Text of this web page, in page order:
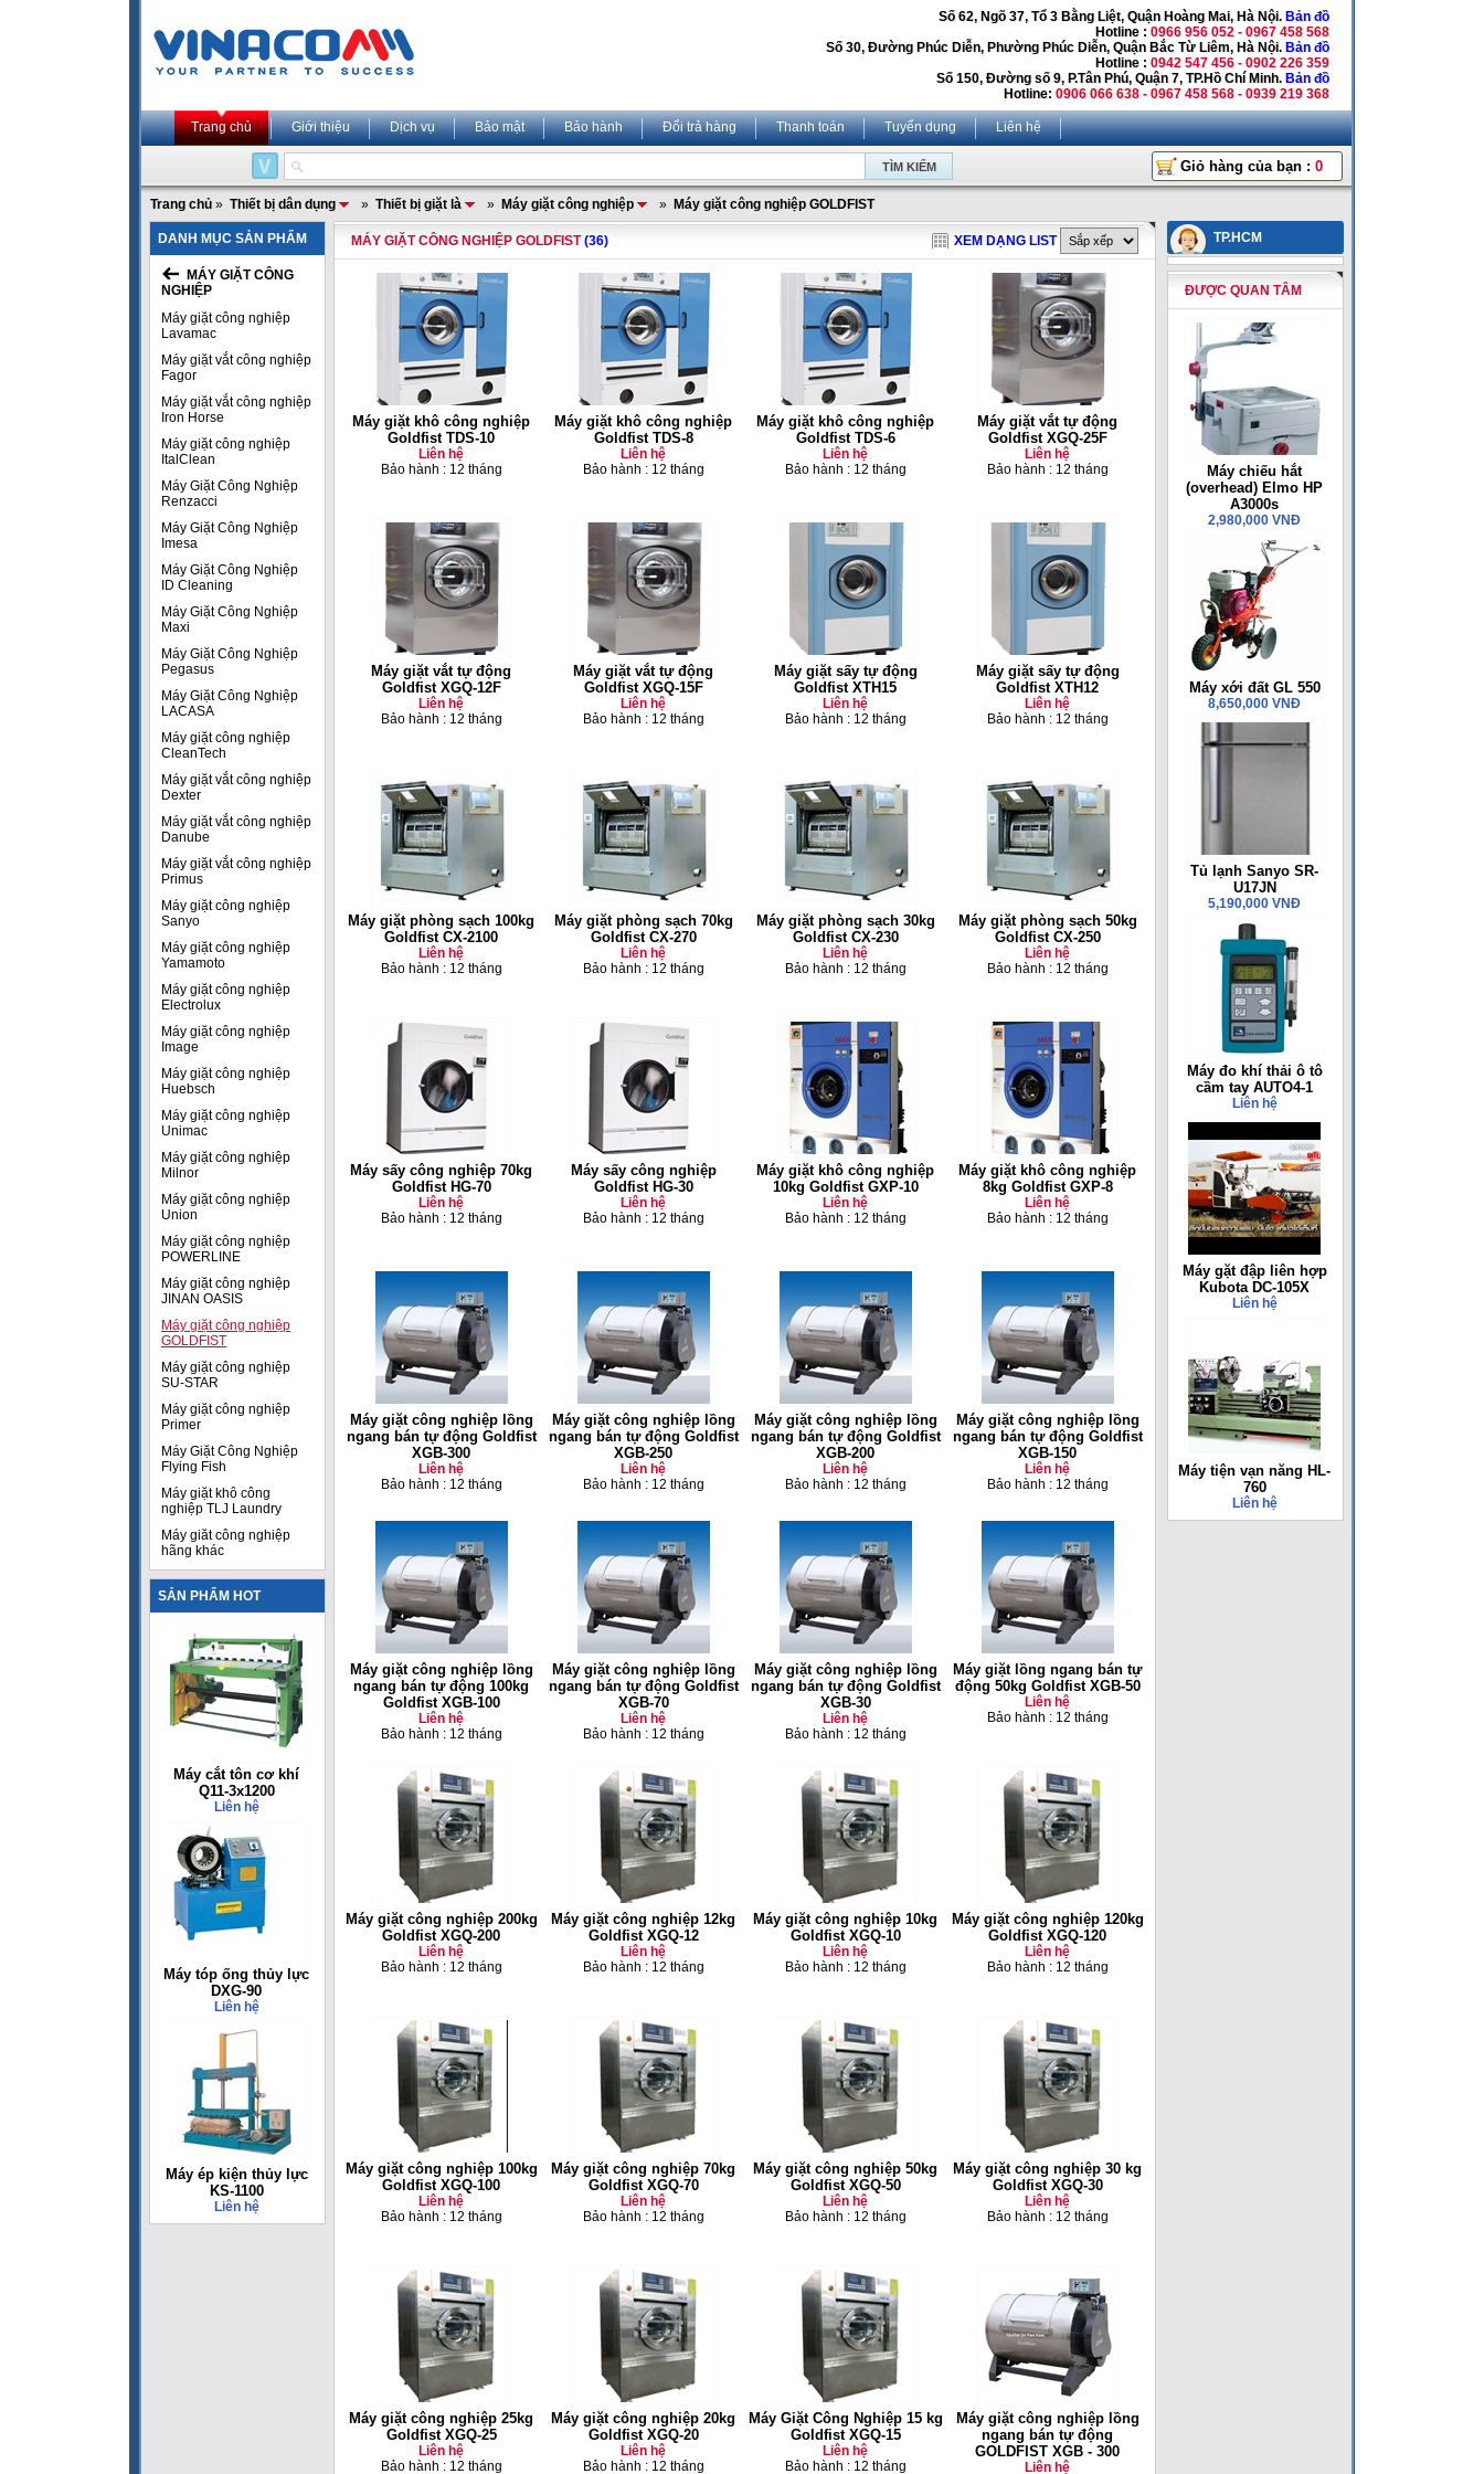
Số 62, Ngõ 37, Tổ 3 Bằng Liệt, Quận Hoàng Mai, Hà Nội. Bản đồ
Hotline : 0966 956 052 - 0967 458 568
Số 30, Đường Phúc Diễn, Phường Phúc Diễn, Quận Bắc Từ Liêm, Hà Nội. Bản đồ
Hotline : 0942 547 456 - 0902 226 359
Số 150, Đường số 9, P.Tân Phú, Quận 7, TP.Hồ Chí Minh. Bản đồ
Hotline: 0906 066 638 - 0967 458 568 - 0939 219 368
Trang chủ Giới thiệu Dịch vụ Bảo mật Bảo hành Đổi trả hàng Thanh toán Tuyển dụng Liên hệ
Giỏ hàng của bạn : 0
Trang chủ » Thiết bị dân dụng » Thiết bị giặt là » Máy giặt công nghiệp » Máy giặt công nghiệp GOLDFIST
DANH MỤC SẢN PHẨM
MÁY GIẶT CÔNG
NGHIỆP
Máy giặt công nghiệp
Lavamac
Máy giặt vắt công nghiệp
Fagor
Máy giặt vắt công nghiệp
Iron Horse
Máy giặt công nghiệp
ItalClean
Máy Giặt Công Nghiệp
Renzacci
Máy Giặt Công Nghiệp
Imesa
Máy Giặt Công Nghiệp
ID Cleaning
Máy Giặt Công Nghiệp
Maxi
Máy Giặt Công Nghiệp
Pegasus
Máy Giặt Công Nghiệp
LACASA
Máy giặt công nghiệp
CleanTech
Máy giặt vắt công nghiệp
Dexter
Máy giặt vắt công nghiệp
Danube
Máy giặt vắt công nghiệp
Primus
Máy giặt công nghiệp
Sanyo
Máy giặt công nghiệp
Yamamoto
Máy giặt công nghiệp
Electrolux
Máy giặt công nghiệp
Image
Máy giặt công nghiệp
Huebsch
Máy giặt công nghiệp
Unimac
Máy giặt công nghiệp
Milnor
Máy giặt công nghiệp
Union
Máy giặt công nghiệp
POWERLINE
Máy giặt công nghiệp
JINAN OASIS
Máy giặt công nghiệp
GOLDFIST
Máy giặt công nghiệp
SU-STAR
Máy giặt công nghiệp
Primer
Máy Giặt Công Nghiệp
Flying Fish
Máy giặt khô công
nghiệp TLJ Laundry
Máy giăt công nghiệp
hãng khác
SẢN PHẨM HOT
Máy cắt tôn cơ khí
Q11-3x1200
Liên hệ
Máy tóp ống thủy lực
DXG-90
Liên hệ
Máy ép kiện thủy lực
KS-1100
Liên hệ
MÁY GIẶT CÔNG NGHIỆP GOLDFIST (36) XEM DẠNG LIST
Máy giặt khô công nghiệp
Goldfist TDS-10
Liên hệ
Bảo hành : 12 tháng
Máy giặt khô công nghiệp
Goldfist TDS-8
Liên hệ
Bảo hành : 12 tháng
Máy giặt khô công nghiệp
Goldfist TDS-6
Liên hệ
Bảo hành : 12 tháng
Máy giặt vắt tự động
Goldfist XGQ-25F
Liên hệ
Bảo hành : 12 tháng
Máy giặt vắt tự động
Goldfist XGQ-12F
Liên hệ
Bảo hành : 12 tháng
Máy giặt vắt tự động
Goldfist XGQ-15F
Liên hệ
Bảo hành : 12 tháng
Máy giặt sấy tự động
Goldfist XTH15
Liên hệ
Bảo hành : 12 tháng
Máy giặt sấy tự động
Goldfist XTH12
Liên hệ
Bảo hành : 12 tháng
Máy giặt phòng sạch 100kg
Goldfist CX-2100
Liên hệ
Bảo hành : 12 tháng
Máy giặt phòng sạch 70kg
Goldfist CX-270
Liên hệ
Bảo hành : 12 tháng
Máy giặt phòng sạch 30kg
Goldfist CX-230
Liên hệ
Bảo hành : 12 tháng
Máy giặt phòng sạch 50kg
Goldfist CX-250
Liên hệ
Bảo hành : 12 tháng
Máy sấy công nghiệp 70kg
Goldfist HG-70
Liên hệ
Bảo hành : 12 tháng
Máy sấy công nghiệp
Goldfist HG-30
Liên hệ
Bảo hành : 12 tháng
Máy giặt khô công nghiệp
10kg Goldfist GXP-10
Liên hệ
Bảo hành : 12 tháng
Máy giặt khô công nghiệp
8kg Goldfist GXP-8
Liên hệ
Bảo hành : 12 tháng
Máy giặt công nghiệp lồng
ngang bán tự động Goldfist
XGB-300
Liên hệ
Bảo hành : 12 tháng
Máy giặt công nghiệp lồng
ngang bán tự động Goldfist
XGB-250
Liên hệ
Bảo hành : 12 tháng
Máy giặt công nghiệp lồng
ngang bán tự động Goldfist
XGB-200
Liên hệ
Bảo hành : 12 tháng
Máy giặt công nghiệp lồng
ngang bán tự động Goldfist
XGB-150
Liên hệ
Bảo hành : 12 tháng
Máy giặt công nghiệp lồng
ngang bán tự động 100kg
Goldfist XGB-100
Liên hệ
Bảo hành : 12 tháng
Máy giặt công nghiệp lồng
ngang bán tự động Goldfist
XGB-70
Liên hệ
Bảo hành : 12 tháng
Máy giặt công nghiệp lồng
ngang bán tự động Goldfist
XGB-30
Liên hệ
Bảo hành : 12 tháng
Máy giặt lồng ngang bán tự
động 50kg Goldfist XGB-50
Liên hệ
Bảo hành : 12 tháng
Máy giặt công nghiệp 200kg
Goldfist XGQ-200
Liên hệ
Bảo hành : 12 tháng
Máy giặt công nghiệp 12kg
Goldfist XGQ-12
Liên hệ
Bảo hành : 12 tháng
Máy giặt công nghiệp 10kg
Goldfist XGQ-10
Liên hệ
Bảo hành : 12 tháng
Máy giặt công nghiệp 120kg
Goldfist XGQ-120
Liên hệ
Bảo hành : 12 tháng
Máy giặt công nghiệp 100kg
Goldfist XGQ-100
Liên hệ
Bảo hành : 12 tháng
Máy giặt công nghiệp 70kg
Goldfist XGQ-70
Liên hệ
Bảo hành : 12 tháng
Máy giặt công nghiệp 50kg
Goldfist XGQ-50
Liên hệ
Bảo hành : 12 tháng
Máy giặt công nghiệp 30 kg
Goldfist XGQ-30
Liên hệ
Bảo hành : 12 tháng
Máy giặt công nghiệp 25kg
Goldfist XGQ-25
Liên hệ
Bảo hành : 12 tháng
Máy giặt công nghiệp 20kg
Goldfist XGQ-20
Liên hệ
Bảo hành : 12 tháng
Máy Giặt Công Nghiệp 15 kg
Goldfist XGQ-15
Liên hệ
Bảo hành : 12 tháng
Máy giặt công nghiệp lồng
ngang bán tự động
GOLDFIST XGB - 300
Liên hệ
TP.HCM
ĐƯỢC QUAN TÂM
Máy chiếu hắt
(overhead) Elmo HP
A3000s
2,980,000 VNĐ
Máy xới đất GL 550
8,650,000 VNĐ
Tủ lạnh Sanyo SR-
U17JN
5,190,000 VNĐ
Máy đo khí thải ô tô
cầm tay AUTO4-1
Liên hệ
Máy gặt đập liên hợp
Kubota DC-105X
Liên hệ
Máy tiện vạn năng HL-
760
Liên hệ